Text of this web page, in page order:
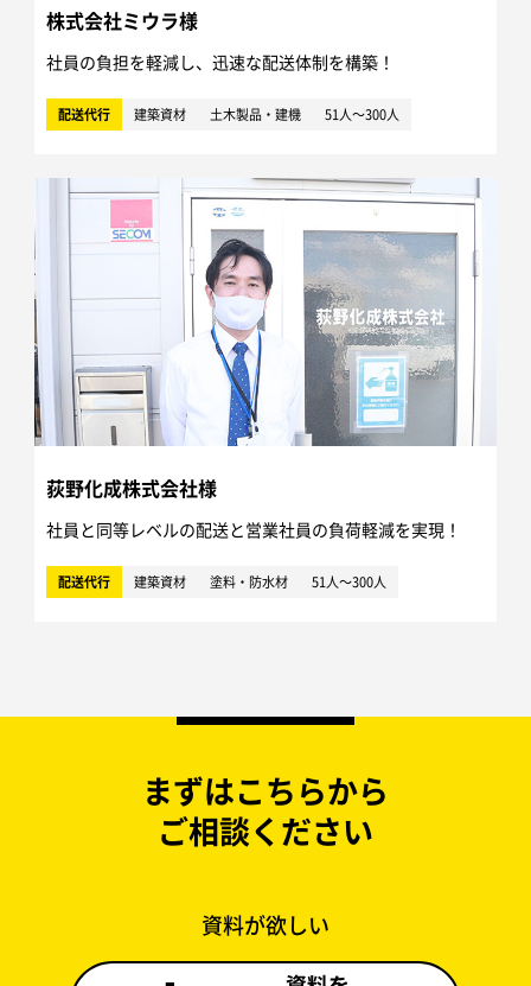
株式会社ミウラ様
社員の負担を軽減し、迅速な配送体制を構築！
配送代行 建築資材 土木製品・建機 51人～300人
荻野化成株式会社様
社員と同等レベルの配送と営業社員の負荷軽減を実現！
配送代行 建築資材 塗料・防水材 51人～300人
まずはこちらから
ご相談ください
資料が欲しい